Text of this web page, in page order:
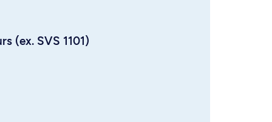
(ex. SVS 1101)